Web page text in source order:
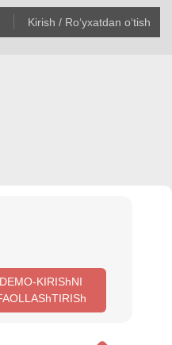
Kirish / Roʻyхatdan oʻtish
DEMO-KIRIShNI